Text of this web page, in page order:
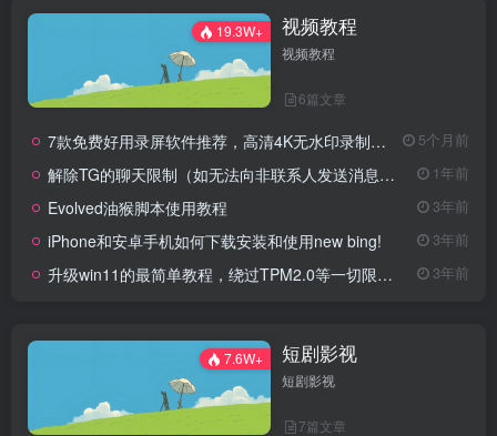
19.3W+ 视频教程
视频教程
6篇文章
7款免费好用录屏软件推荐，高清4K无水印录制，主播UP主都在用的录屏软件 5个月前
解除TG的聊天限制（如无法向非联系人发送消息、群组发言受限等） 1年前
Evolved油猴脚本使用教程 3年前
iPhone和安卓手机如何下载安装和使用new bing! 3年前
升级win11的最简单教程，绕过TPM2.0等一切限制，win7，win8，win10直升，一步搞定一键升级 3年前
7.6W+ 短剧影视
短剧影视
7篇文章